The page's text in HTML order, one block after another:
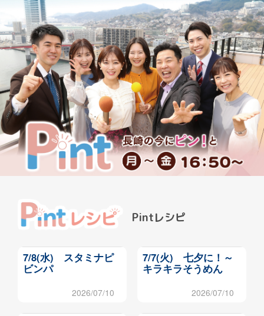
Pintレシピ
7/8(水) スタミナピ
ビンパ
2026/07/10
7/7(火) 七夕に！～
キラキラそうめん
2026/07/10